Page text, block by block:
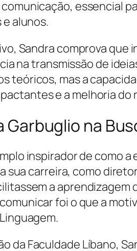
essencial
alunos.
Sandra comprova
na transmissão de
teóricos, mas a
e a melhoria
Garbuglio na
inspirador de como
sua carreira, como
a
foi o que a
da Faculdade Líbano,